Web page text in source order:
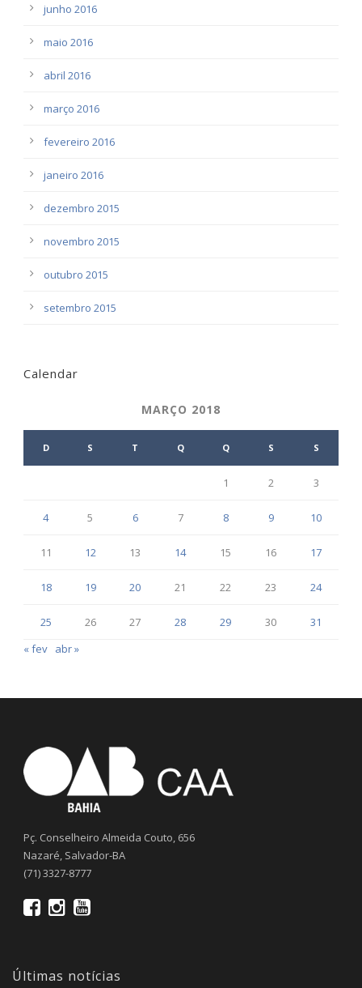
junho 2016
maio 2016
abril 2016
março 2016
fevereiro 2016
janeiro 2016
dezembro 2015
novembro 2015
outubro 2015
setembro 2015
Calendar
MARÇO 2018
D S T Q Q S S
1 2 3
4 5 6 7 8 9 10
11 12 13 14 15 16 17
18 19 20 21 22 23 24
25 26 27 28 29 30
31
« fev abr »
Pç. Conselheiro Almeida Couto, 656
Nazaré, Salvador-BA
(71) 3327-8777
Últimas notícias